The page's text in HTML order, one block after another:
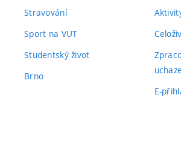
Stravování
Sport na VUT
Studentský život
Brno
E-